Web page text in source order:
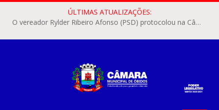
ÚLTIMAS ATUALIZAÇÕES:
O vereador Rylder Ribeiro Afonso (PSD) protocolou na Câmara Municipal de Óbidos o Requerimento nº 346/2026.